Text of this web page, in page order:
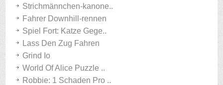
Strichmännchen-kanone..
Fahrer Downhill-rennen
Spiel Fort: Katze Gege..
Lass Den Zug Fahren
Grind Io
World Of Alice Puzzle ..
Robbie: 1 Schaden Pro ..